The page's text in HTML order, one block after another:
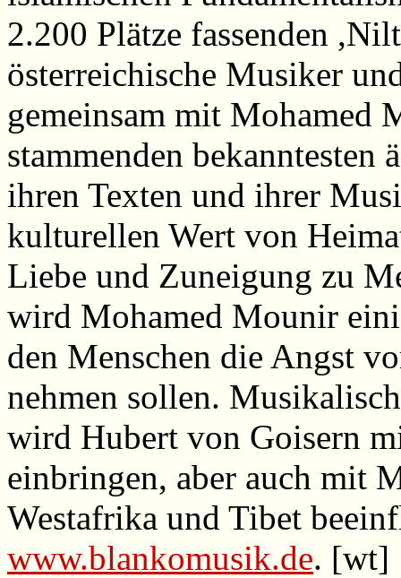
2.200 Plätze fassenden
österreichische Musiker
gemeinsam mit Mohamed
stammenden bekanntesten
ihren Texten und ihrer
kulturellen Wert von
Liebe und Zuneigung zu
wird Mohamed Mounir
den Menschen die Angst
nehmen sollen.
wird Hubert von Goisern
einbringen, aber auch mit
Westafrika und Tibet
www.blankomusik.de. [wt]